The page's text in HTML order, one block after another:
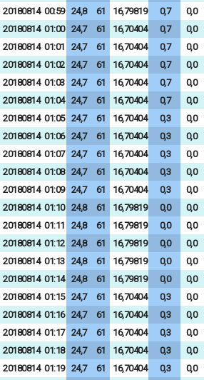
20180814 00:59 24,8 61 16,79819 0,7 0,0
20180814 01:00 24,7 61 16,70404 0,7 0,0
20180814 01:01 24,7 61 16,70404 0,7 0,0
20180814 01:02 24,7 61 16,70404 0,7 0,0
20180814 01:03 24,7 61 16,70404 0,7 0,0
20180814 01:04 24,7 61 16,70404 0,7 0,0
20180814 01:05 24,7 61 16,70404 0,3 0,0
20180814 01:06 24,7 61 16,70404 0,3 0,0
20180814 01:07 24,7 61 16,70404 0,3 0,0
20180814 01:08 24,7 61 16,70404 0,3 0,0
20180814 01:09 24,7 61 16,70404 0,3 0,0
20180814 01:10 24,8 61 16,79819 0,0 0,0
20180814 01:11 24,8 61 16,79819 0,0 0,0
20180814 01:12 24,8 61 16,79819 0,0 0,0
20180814 01:13 24,8 61 16,79819 0,0 0,0
20180814 01:14 24,8 61 16,79819 0,0 0,0
20180814 01:15 24,7 61 16,70404 0,3 0,0
20180814 01:16 24,7 61 16,70404 0,3 0,0
20180814 01:17 24,7 61 16,70404 0,3 0,0
20180814 01:18 24,7 61 16,70404 0,3 0,0
20180814 01:19 24,7 61 16,70404 0,3 0,0